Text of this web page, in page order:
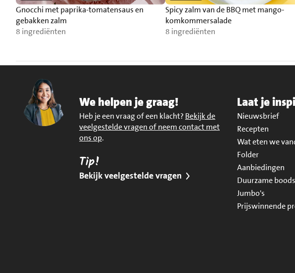
Gnocchi met paprika-tomatensaus en
gebakken zalm
8 ingrediënten
Spicy zalm van de BBQ met mango-
komkommersalade
8 ingrediënten
We helpen je graag!
Heb je een vraag of een klacht? Bekijk de
veelgestelde vragen of neem contact met
ons op.
Tip!
Bekijk veelgestelde vragen
Laat je
Nieuwsbrief
Recepten
Wat eten we
Folder
Aanbiedingen
Duurzame
Jumbo's
Prijswinnende